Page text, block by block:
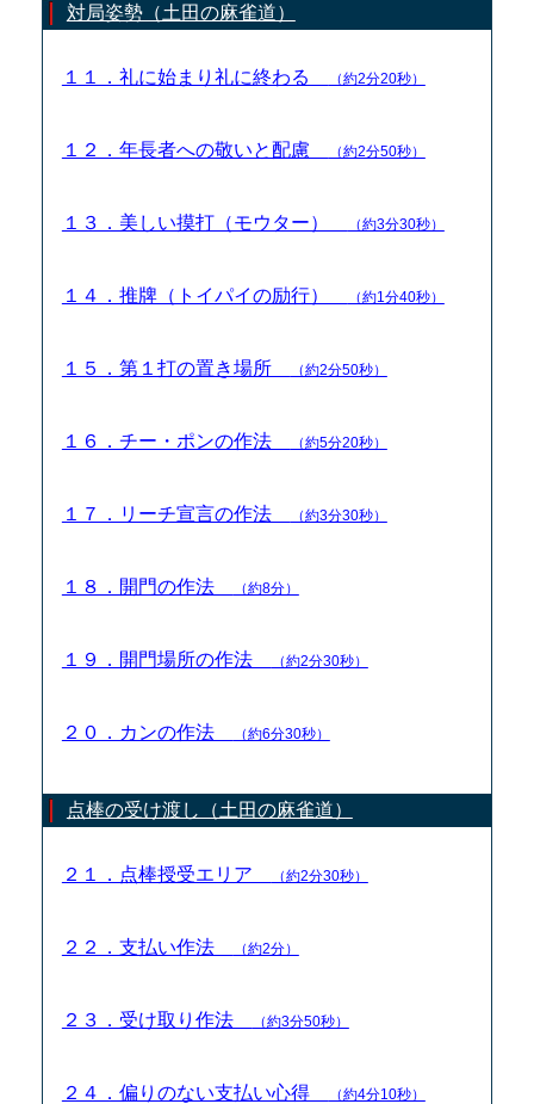
対局姿勢（土田の麻雀道）
１１．礼に始まり礼に終わる （約2分20秒）
１２．年長者への敬いと配慮 （約2分50秒）
１３．美しい摸打（モウター） （約3分30秒）
１４．推牌（トイパイの励行） （約1分40秒）
１５．第１打の置き場所 （約2分50秒）
１６．チー・ポンの作法 （約5分20秒）
１７．リーチ宣言の作法 （約3分30秒）
１８．開門の作法 （約8分）
１９．開門場所の作法 （約2分30秒）
２０．カンの作法 （約6分30秒）
点棒の受け渡し（土田の麻雀道）
２１．点棒授受エリア （約2分30秒）
２２．支払い作法 （約2分）
２３．受け取り作法 （約3分50秒）
２４．偏りのない支払い心得 （約4分10秒）